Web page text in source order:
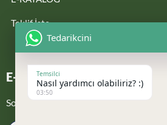
Teklif İste
E-Bültene Kayıt Ol
Son güncellemelerden haberdar ol
Tedarikcini
Temsilci
Nasıl yardımcı olabiliriz? :)
03:50